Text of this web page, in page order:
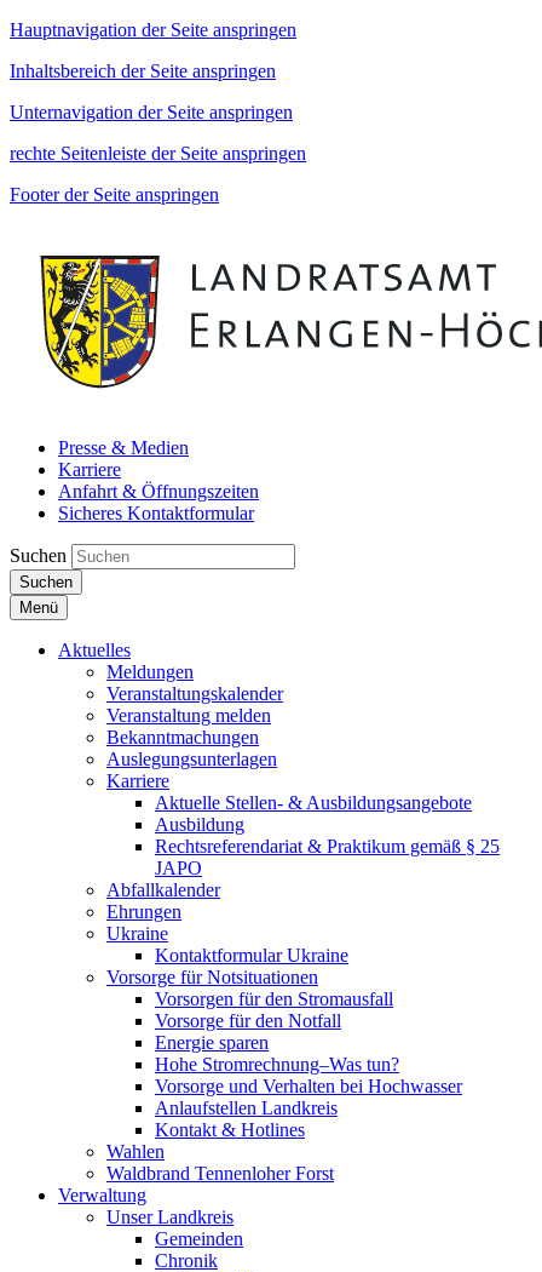
Hauptnavigation der Seite anspringen
Inhaltsbereich der Seite anspringen
Unternavigation der Seite anspringen
rechte Seitenleiste der Seite anspringen
Footer der Seite anspringen
Presse & Medien
Karriere
Anfahrt & Öffnungszeiten
Sicheres Kontaktformular
Suchen
Suchen
Menü
Aktuelles
Meldungen
Veranstaltungskalender
Veranstaltung melden
Bekanntmachungen
Auslegungsunterlagen
Karriere
Aktuelle Stellen- & Ausbildungsangebote
Ausbildung
Rechtsreferendariat & Praktikum gemäß § 25
JAPO
Abfallkalender
Ehrungen
Ukraine
Kontaktformular Ukraine
Vorsorge für Notsituationen
Vorsorgen für den Stromausfall
Vorsorge für den Notfall
Energie sparen
Hohe Stromrechnung–Was tun?
Vorsorge und Verhalten bei Hochwasser
Anlaufstellen Landkreis
Kontakt & Hotlines
Wahlen
Waldbrand Tennenloher Forst
Verwaltung
Unser Landkreis
Gemeinden
Chronik